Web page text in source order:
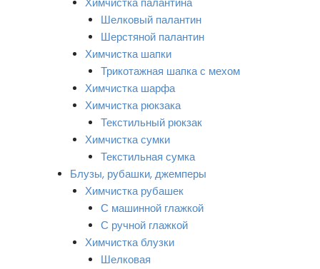
Химчистка палантина
Шелковый палантин
Шерстяной палантин
Химчистка шапки
Трикотажная шапка с мехом
Химчистка шарфа
Химчистка рюкзака
Текстильный рюкзак
Химчистка сумки
Текстильная сумка
Блузы, рубашки, джемперы
Химчистка рубашек
С машинной глажкой
С ручной глажкой
Химчистка блузки
Шелковая